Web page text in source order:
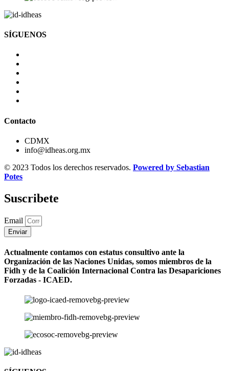
SÍGUENOS
Contacto
CDMX
info@idheas.org.mx
© 2023 Todos los derechos reservados. Powered by Sebastian
Potes
Suscribete
Email
Enviar
Actualmente contamos con estatus consultivo ante la
Organización de las Naciones Unidas, somos miembros de la
Fidh y de la Coalición Internacional Contra las Desapariciones
Forzadas - ICAED.